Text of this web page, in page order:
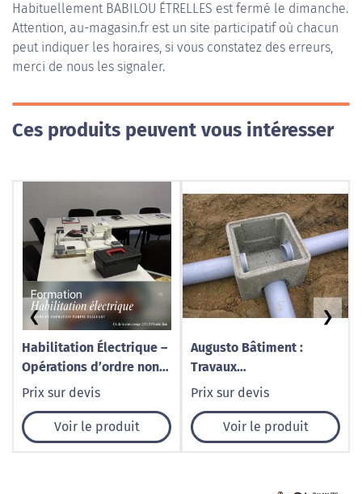
Habituellement BABILOU ÉTRELLES est fermé le dimanche.
Attention, au-magasin.fr est un site participatif où chacun
peut indiquer les horaires, si vous constatez des erreurs,
merci de nous les signaler.
Ces produits peuvent vous intéresser
Habilitation Électrique –
Opérations d’ordre non
électrique
Prix sur devis
Voir le produit
Augusto Bâtiment :
Travaux
d’assainissement dans
d’Amigny-Rouy (Aisne,
Oise, Somme)
Prix sur devis
Voir le produit
❮ ❯